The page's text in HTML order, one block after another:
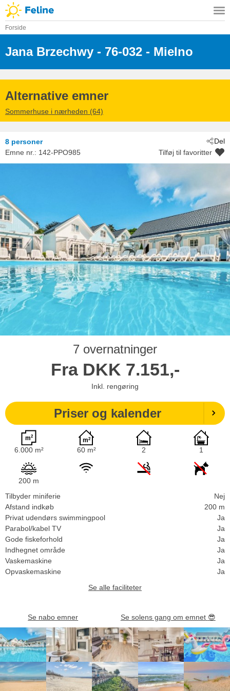
Forside
Jana Brzechwy - 76-032 - Mielno
Alternative emner
Sommerhuse i nærheden (64)
Del
8 personer
Emne nr.: 142-PPO985 Tilføj til favoritter
7 overnatninger
Fra DKK 7.151,-
Inkl. rengøring
Priser og kalender
6.000 m² 60 m² 2 1
200 m
Tilbyder miniferie
Nej
Afstand indkøb
200 m
Privat udendørs swimmingpool
Ja
Parabol/kabel TV
Ja
Gode fiskeforhold
Ja
Indhegnet område
Ja
Vaskemaskine
Ja
Opvaskemaskine
Ja
Se alle faciliteter
Se nabo emner Se solens gang om emnet 😎